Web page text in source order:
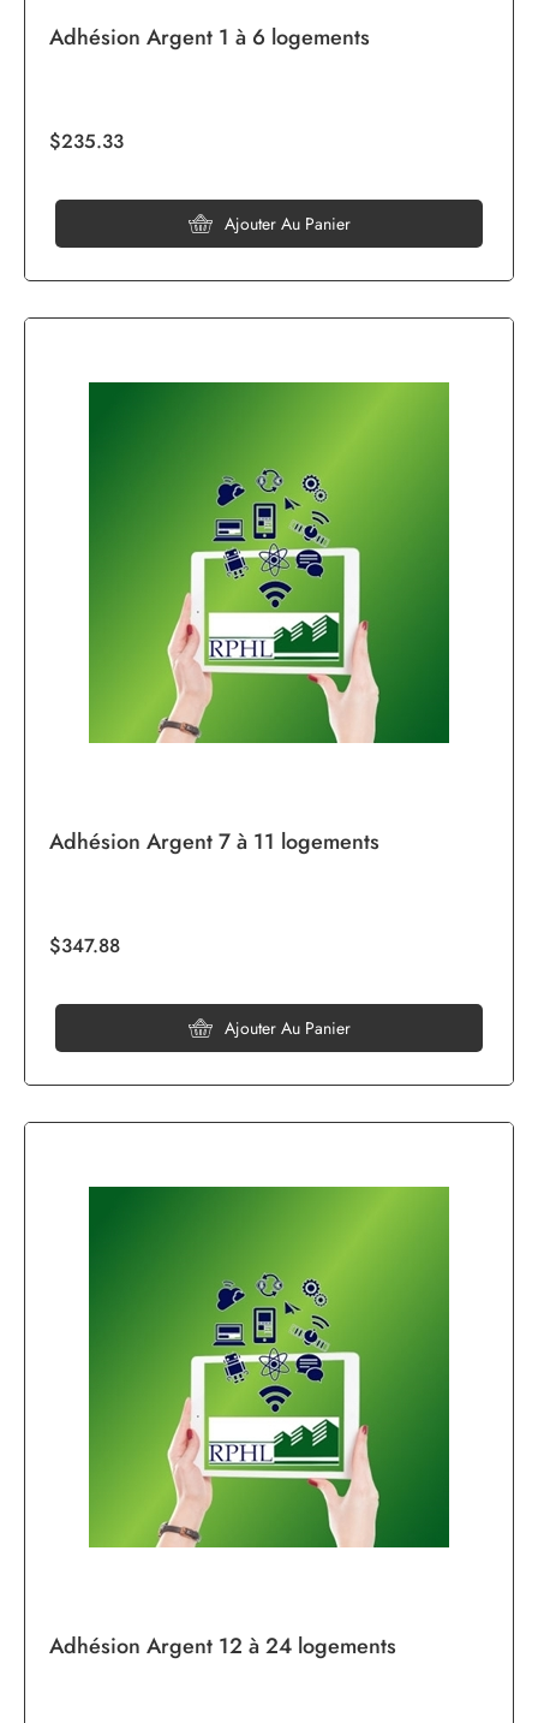
Adhésion Argent 1 à 6 logements
$235.33
Ajouter Au Panier
Adhésion Argent 7 à 11 logements
$347.88
Ajouter Au Panier
Adhésion Argent 12 à 24 logements